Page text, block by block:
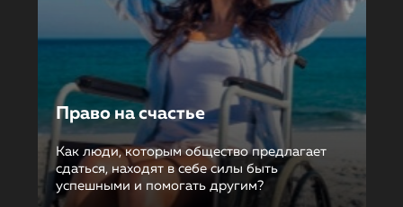
Право на счастье
Как люди, которым общество предлагает
сдаться, находят в себе силы быть
успешными и помогать другим?